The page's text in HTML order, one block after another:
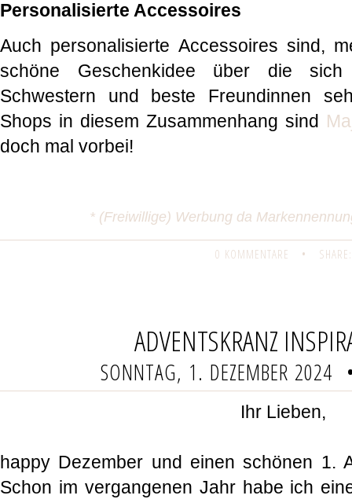
Personalisierte Accessoires
Auch personalisierte Accessoires sind,
schöne Geschenkidee über die
Schwestern und beste Freundinnen
Shops in diesem Zusammenhang sind
doch mal vorbei!
* (Freiwillige) Werbung da
0 KOMMENTARE • SHARE:
ADVENTSKRANZ
SONNTAG, 1. DEZEMBER 2024
Ihr Lieben,
happy Dezember und einen schönen 1.
Schon im vergangenen Jahr habe ich